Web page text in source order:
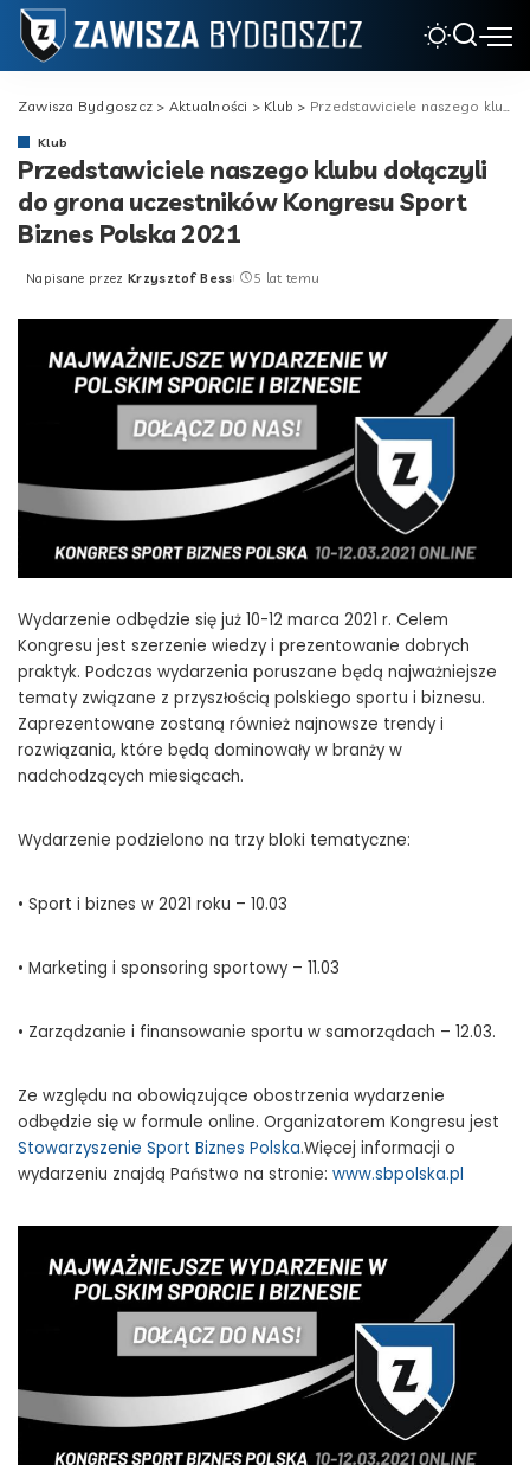
Zawisza Bydgoszcz > Aktualności > Klub > Przedstawiciele naszego klubu dołączyli do grona uczestników Kongresu Sport Biznes Polska 2021
Klub
Przedstawiciele naszego klubu dołączyli
do grona uczestników Kongresu Sport
Biznes Polska 2021
Posted
Napisane przez Krzysztof Bess 5 lat temu
Wydarzenie odbędzie się już 10-12 marca 2021 r. Celem
Kongresu jest szerzenie wiedzy i prezentowanie dobrych
praktyk. Podczas wydarzenia poruszane będą najważniejsze
tematy związane z przyszłością polskiego sportu i biznesu.
Zaprezentowane zostaną również najnowsze trendy i
rozwiązania, które będą dominowały w branży w
nadchodzących miesiącach.
Wydarzenie podzielono na trzy bloki tematyczne:
• Sport i biznes w 2021 roku – 10.03
• Marketing i sponsoring sportowy – 11.03
• Zarządzanie i finansowanie sportu w samorządach – 12.03.
Ze względu na obowiązujące obostrzenia wydarzenie
odbędzie się w formule online. Organizatorem Kongresu jest
Stowarzyszenie Sport Biznes Polska.Więcej informacji o
wydarzeniu znajdą Państwo na stronie: www.sbpolska.pl